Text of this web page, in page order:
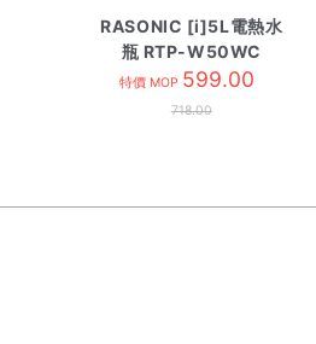
RASONIC [i]5L電熱水
瓶 RTP-W50WC
特價 MOP 599.00
718.00